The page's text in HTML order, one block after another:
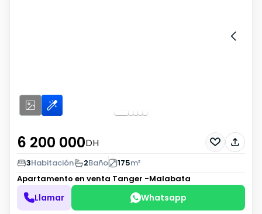
6 200 000DH
3Habitación 2Baño 175m²
Apartamento en venta Tanger -Malabata
Llamar Whatsapp